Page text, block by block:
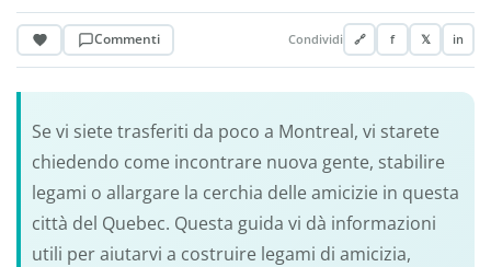
Commenti Condividi 🔗 f 𝕏 in
Se vi siete trasferiti da poco a Montreal, vi starete
chiedendo come incontrare nuova gente, stabilire
legami o allargare la cerchia delle amicizie in questa
città del Quebec. Questa guida vi dà informazioni
utili per aiutarvi a costruire legami di amicizia,